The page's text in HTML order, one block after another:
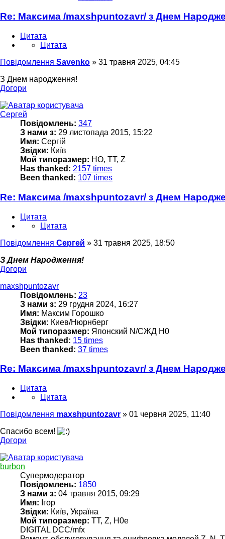
Re: Максима /maxshpuntozavr/ з Днем
Цитата
Цитата
Повідомлення Savenko » 31 травня 2025, 04:45
З Днем народження!
Догори
Сергей
Повідомлень: 347
З нами з: 29 листопада 2015, 15:22
Имя: Сергій
Звідки: Київ
Мой типоразмер: НО, TT, Z
Has thanked: 2157 times
Been thanked: 107 times
Re: Максима /maxshpuntozavr/ з Днем
Цитата
Цитата
Повідомлення Сергей » 31 травня 2025, 18:50
З Днем Народження!
Догори
maxshpuntozavr
Повідомлень: 23
З нами з: 29 грудня 2024, 16:27
Имя: Максим Горошко
Звідки: Киев/Нюрнберг
Мой типоразмер: Японский N/СЖД H0
Has thanked: 15 times
Been thanked: 37 times
Re: Максима /maxshpuntozavr/ з Днем
Цитата
Цитата
Повідомлення maxshpuntozavr » 01 червня 2025, 11:40
Спасибо всем!
Догори
burbon
Супермодератор
Повідомлень: 1850
З нами з: 04 травня 2015, 09:29
Имя: Ігор
Звідки: Київ, Україна
Мой типоразмер: TT, Z, H0e
DIGITAL DCC/mfx